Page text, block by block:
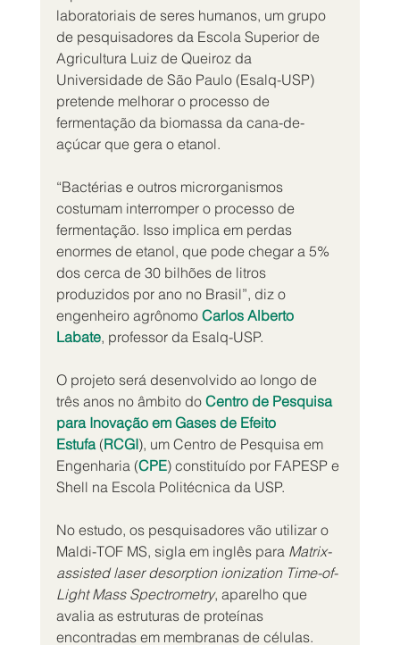
laboratoriais de seres humanos, um grupo
de pesquisadores da Escola Superior de
Agricultura Luiz de Queiroz da
Universidade de São Paulo (Esalq-USP)
pretende melhorar o processo de
fermentação da biomassa da cana-de-
açúcar que gera o etanol.
“Bactérias e outros microrganismos
costumam interromper o processo de
fermentação. Isso implica em perdas
enormes de etanol, que pode chegar a 5%
dos cerca de 30 bilhões de litros
produzidos por ano no Brasil”, diz o
engenheiro agrônomo Carlos Alberto
Labate, professor da Esalq-USP.
O projeto será desenvolvido ao longo de
três anos no âmbito do Centro de Pesquisa
para Inovação em Gases de Efeito
Estufa (RCGI), um Centro de Pesquisa em
Engenharia (CPE) constituído por FAPESP e
Shell na Escola Politécnica da USP.
No estudo, os pesquisadores vão utilizar o
Maldi-TOF MS, sigla em inglês para Matrix-
assisted laser desorption ionization Time-of-
Light Mass Spectrometry, aparelho que
avalia as estruturas de proteínas
encontradas em membranas de células.